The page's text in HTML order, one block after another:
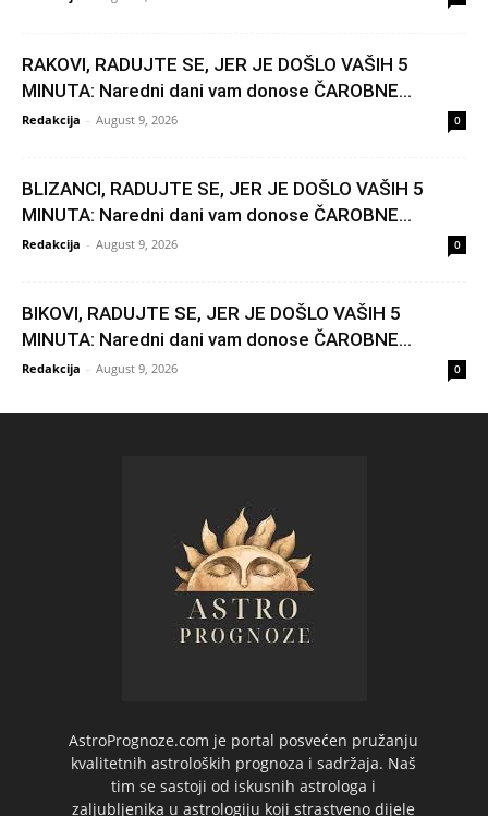
RAKOVI, RADUJTE SE, JER JE DOŠLO VAŠIH 5
MINUTA: Naredni dani vam donose ČAROBNE...
Redakcija - August 9, 2026 0
BLIZANCI, RADUJTE SE, JER JE DOŠLO VAŠIH 5
MINUTA: Naredni dani vam donose ČAROBNE...
Redakcija - August 9, 2026 0
BIKOVI, RADUJTE SE, JER JE DOŠLO VAŠIH 5
MINUTA: Naredni dani vam donose ČAROBNE...
Redakcija - August 9, 2026 0
AstroPrognoze.com je portal posvećen pružanju
kvalitetnih astroloških prognoza i sadržaja. Naš
tim se sastoji od iskusnih astrologa i
zaljubljenika u astrologiju koji strastveno dijele